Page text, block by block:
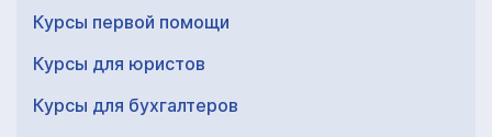
Курсы первой помощи
Курсы для юристов
Курсы для бухгалтеров